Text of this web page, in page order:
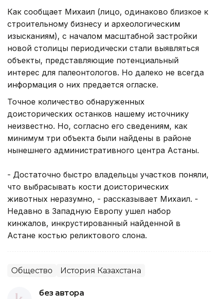
Как сообщает Михаил (лицо, одинаково близкое к
строительному бизнесу и археологическим
изысканиям), с началом масштабной застройки
новой столицы периодически стали выявляться
объекты, представляющие потенциальный
интерес для палеонтологов. Но далеко не всегда
информация о них предается огласке.
Точное количество обнаруженных
доисторических останков нашему источнику
неизвестно. Но, согласно его сведениям, как
минимум три объекта были найдены в районе
нынешнего административного центра Астаны.
- Достаточно быстро владельцы участков поняли,
что выбрасывать кости доисторических
животных неразумно, - рассказывает Михаил. -
Недавно в Западную Европу ушел набор
кинжалов, инкрустированный найденной в
Астане костью реликтового слона.
Общество История Казахстана
без автора